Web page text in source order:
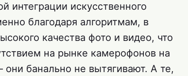
интеграции искусственного
благодаря алгоритмам, в
качества фото и видео, что
на рынке камерофонов на
банально не вытягивают. А те,